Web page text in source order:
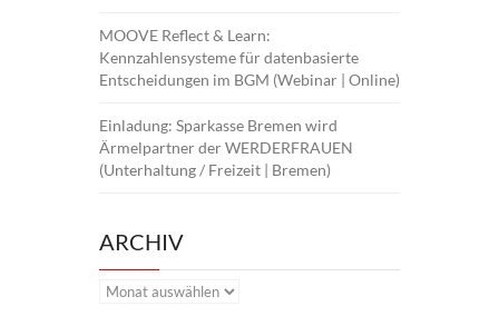
MOOVE Reflect & Learn:
Kennzahlensysteme für datenbasierte
Entscheidungen im BGM (Webinar | Online)
Einladung: Sparkasse Bremen wird
Ärmelpartner der WERDERFRAUEN
(Unterhaltung / Freizeit | Bremen)
ARCHIV
Archiv